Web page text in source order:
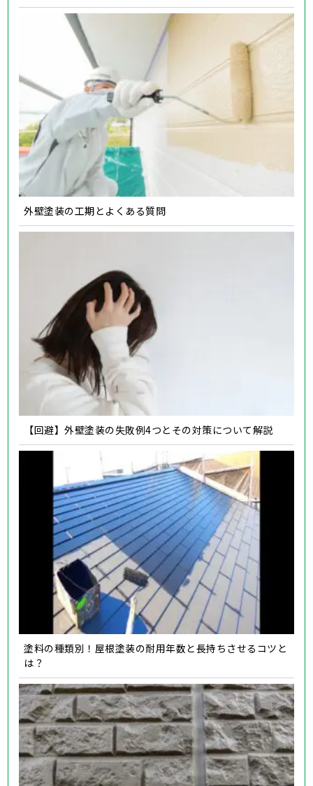
外壁塗装の工期とよくある質問
【回避】外壁塗装の失敗例4つとその対策について解説
塗料の種類別！屋根塗装の耐用年数と長持ちさせるコツと
は？